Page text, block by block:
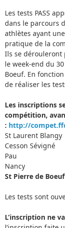
Les tests PASS
dans le parcours
athlètes ayant
pratique de la
Ils se dérouleront
le week-end du
Boeuf. En
de réaliser les
Les inscriptions
compétition,
: http://
St Laurent Blangy
Cesson Sévigné
Pau
Nancy
St Pierre de Boeuf
Les tests sont
L’inscription ne